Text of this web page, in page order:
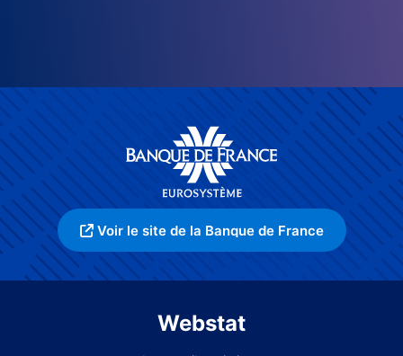
Voir le site de la Banque de France
Webstat